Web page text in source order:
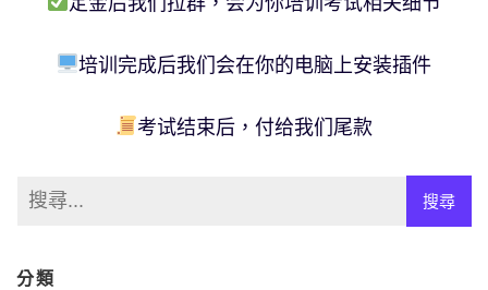
培训完成后我们会在你的电脑上安装插件
考试结束后，付给我们尾款
分類